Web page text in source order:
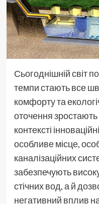
Сьогоднішній світ
темпи стають все
комфорту та
оточення
контексті
особливе місце,
каналізаційних
забезпечують
стічних вод, а й
негативний вплив